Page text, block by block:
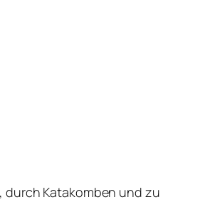
durch Katakomben und zu